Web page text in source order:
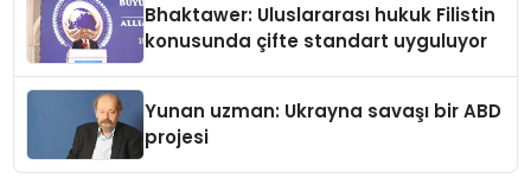
Bhaktawer: Uluslararası hukuk Filistin
konusunda çifte standart uyguluyor
Yunan uzman: Ukrayna savaşı bir ABD
projesi